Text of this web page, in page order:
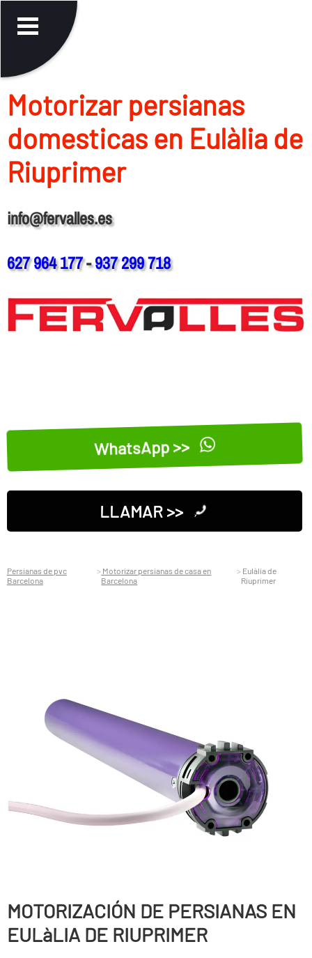
Motorizar persianas
domesticas en Eulàlia de
Riuprimer
info@fervalles.es
627 964 177-937 299 718
WhatsApp >>
LLAMAR >>
Persianas de pvc
Barcelona
Motorizar persianas de casa en
Barcelona
Eulàlia de
Riuprimer
MOTORIZACIÓN DE PERSIANAS EN
EULàLIA DE RIUPRIMER